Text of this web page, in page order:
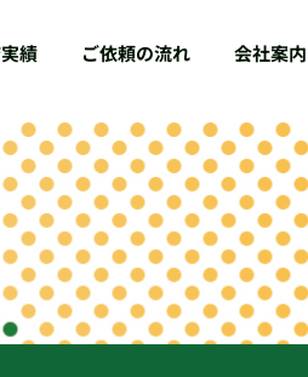
績 ご依頼の流れ 会社案内